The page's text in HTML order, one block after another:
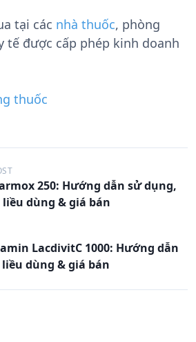
tại các nhà thuốc, phòng
tế được cấp phép kinh doanh
thuốc
250: Hướng dẫn sử dụng,
dùng & giá bán
LacdivitC 1000: Hướng dẫn
dùng & giá bán